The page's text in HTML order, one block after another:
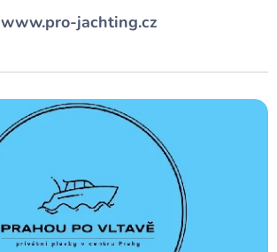
www.pro-jachting.cz